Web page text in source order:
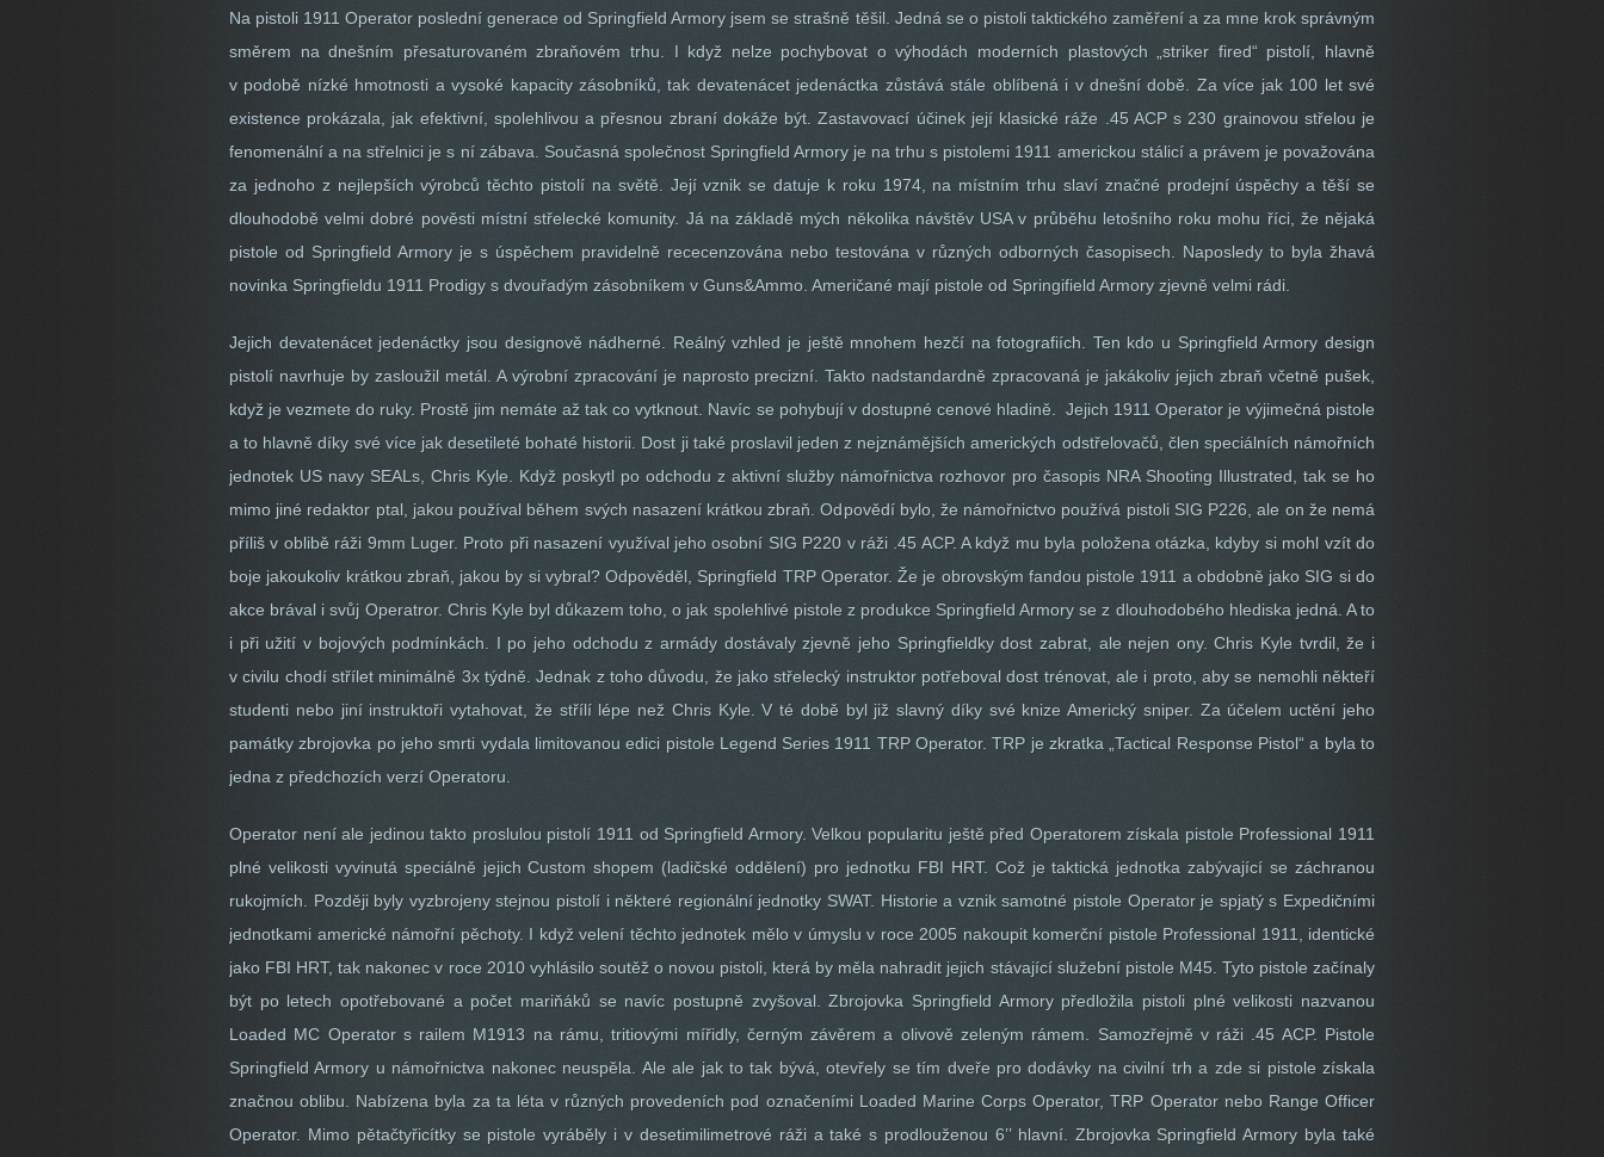
Na pistoli 1911 Operator poslední generace od Springfield Armory jsem se strašně těšil. Jedná se o pistoli taktického zaměření a za mne krok správným
směrem na dnešním přesaturovaném zbraňovém trhu. I když nelze pochybovat o výhodách moderních plastových „striker fired“ pistolí, hlavně
v podobě nízké hmotnosti a vysoké kapacity zásobníků, tak devatenácet jedenáctka zůstává stále oblíbená i v dnešní době. Za více jak 100 let své
existence prokázala, jak efektivní, spolehlivou a přesnou zbraní dokáže být. Zastavovací účinek její klasické ráže .45 ACP s 230 grainovou střelou je
fenomenální a na střelnici je s ní zábava. Současná společnost Springfield Armory je na trhu s pistolemi 1911 americkou stálicí a právem je považována
za jednoho z nejlepších výrobců těchto pistolí na světě. Její vznik se datuje k roku 1974, na místním trhu slaví značné prodejní úspěchy a těší se
dlouhodobě velmi dobré pověsti místní střelecké komunity. Já na základě mých několika návštěv USA v průběhu letošního roku mohu říci, že nějaká
pistole od Springfield Armory je s úspěchem pravidelně rececenzována nebo testována v různých odborných časopisech. Naposledy to byla žhavá
novinka Springfieldu 1911 Prodigy s dvouřadým zásobníkem v Guns&Ammo. Američané mají pistole od Springifield Armory zjevně velmi rádi.
Jejich devatenácet jedenáctky jsou designově nádherné. Reálný vzhled je ještě mnohem hezčí na fotografiích. Ten kdo u Springfield Armory design
pistolí navrhuje by zasloužil metál. A výrobní zpracování je naprosto precizní. Takto nadstandardně zpracovaná je jakákoliv jejich zbraň včetně pušek,
když je vezmete do ruky. Prostě jim nemáte až tak co vytknout. Navíc se pohybují v dostupné cenové hladině. Jejich 1911 Operator je výjimečná pistole
a to hlavně díky své více jak desetileté bohaté historii. Dost ji také proslavil jeden z nejznámějších amerických odstřelovačů, člen speciálních námořních
jednotek US navy SEALs, Chris Kyle. Když poskytl po odchodu z aktivní služby námořnictva rozhovor pro časopis NRA Shooting Illustrated, tak se ho
mimo jiné redaktor ptal, jakou používal během svých nasazení krátkou zbraň. Odpovědí bylo, že námořnictvo používá pistoli SIG P226, ale on že nemá
příliš v oblibě ráži 9mm Luger. Proto při nasazení využíval jeho osobní SIG P220 v ráži .45 ACP. A když mu byla položena otázka, kdyby si mohl vzít do
boje jakoukoliv krátkou zbraň, jakou by si vybral? Odpověděl, Springfield TRP Operator. Že je obrovským fandou pistole 1911 a obdobně jako SIG si do
akce brával i svůj Operatror. Chris Kyle byl důkazem toho, o jak spolehlivé pistole z produkce Springfield Armory se z dlouhodobého hlediska jedná. A to
i při užití v bojových podmínkách. I po jeho odchodu z armády dostávaly zjevně jeho Springfieldky dost zabrat, ale nejen ony. Chris Kyle tvrdil, že i
v civilu chodí střílet minimálně 3x týdně. Jednak z toho důvodu, že jako střelecký instruktor potřeboval dost trénovat, ale i proto, aby se nemohli někteří
studenti nebo jiní instruktoři vytahovat, že střílí lépe než Chris Kyle. V té době byl již slavný díky své knize Americký sniper. Za účelem uctění jeho
památky zbrojovka po jeho smrti vydala limitovanou edici pistole Legend Series 1911 TRP Operator. TRP je zkratka „Tactical Response Pistol“ a byla to
jedna z předchozích verzí Operatoru.
Operator není ale jedinou takto proslulou pistolí 1911 od Springfield Armory. Velkou popularitu ještě před Operatorem získala pistole Professional 1911
plné velikosti vyvinutá speciálně jejich Custom shopem (ladičské oddělení) pro jednotku FBI HRT. Což je taktická jednotka zabývající se záchranou
rukojmích. Později byly vyzbrojeny stejnou pistolí i některé regionální jednotky SWAT. Historie a vznik samotné pistole Operator je spjatý s Expedičními
jednotkami americké námořní pěchoty. I když velení těchto jednotek mělo v úmyslu v roce 2005 nakoupit komerční pistole Professional 1911, identické
jako FBI HRT, tak nakonec v roce 2010 vyhlásilo soutěž o novou pistoli, která by měla nahradit jejich stávající služební pistole M45. Tyto pistole začínaly
být po letech opotřebované a počet mariňáků se navíc postupně zvyšoval. Zbrojovka Springfield Armory předložila pistoli plné velikosti nazvanou
Loaded MC Operator s railem M1913 na rámu, tritiovými mířidly, černým závěrem a olivově zeleným rámem. Samozřejmě v ráži .45 ACP. Pistole
Springfield Armory u námořnictva nakonec neuspěla. Ale ale jak to tak bývá, otevřely se tím dveře pro dodávky na civilní trh a zde si pistole získala
značnou oblibu. Nabízena byla za ta léta v různých provedeních pod označeními Loaded Marine Corps Operator, TRP Operator nebo Range Officer
Operator. Mimo pětačtyřicítky se pistole vyráběly i v desetimilimetrové ráži a také s prodlouženou 6’’ hlavní. Zbrojovka Springfield Armory byla také